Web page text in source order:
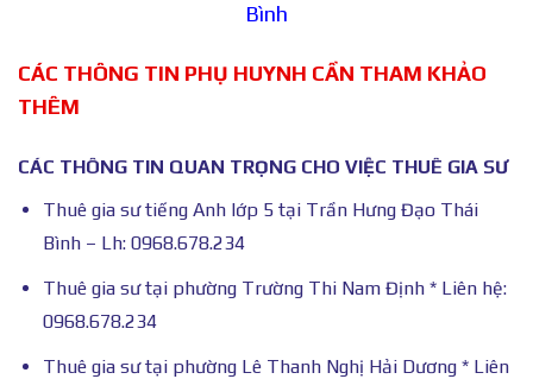
Bình
CÁC THÔNG TIN PHỤ HUYNH CẦN THAM KHẢO
THÊM
CÁC THÔNG TIN QUAN TRỌNG CHO VIỆC THUÊ GIA SƯ
Thuê gia sư tiếng Anh lớp 5 tại Trần Hưng Đạo Thái
Bình – Lh: 0968.678.234
Thuê gia sư tại phường Trường Thi Nam Định * Liên hệ:
0968.678.234
Thuê gia sư tại phường Lê Thanh Nghị Hải Dương * Liên